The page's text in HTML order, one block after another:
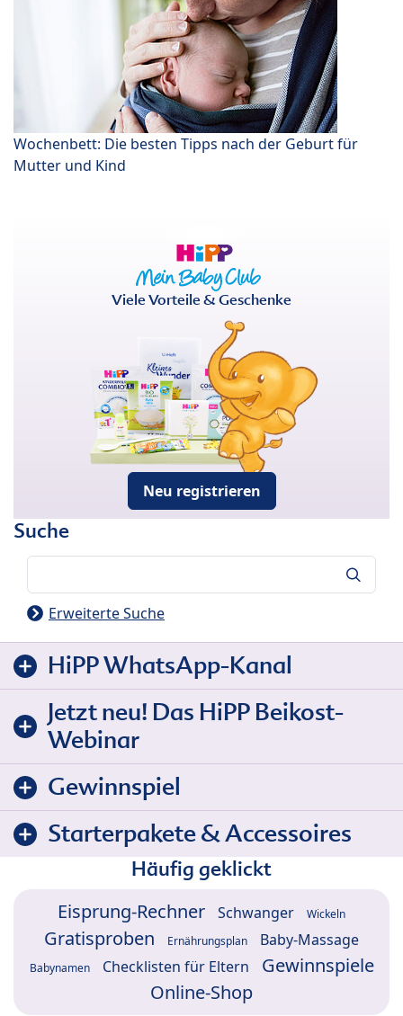
Wochenbett: Die besten Tipps nach der Geburt für
Mutter und Kind
Viele Vorteile & Geschenke
Neu registrieren
Suche
Erweiterte Suche
HiPP WhatsApp-Kanal
Jetzt neu! Das HiPP Beikost-
Webinar
Gewinnspiel
Starterpakete & Accessoires
Häufig geklickt
Eisprung-Rechner Schwanger Wickeln
Gratisproben Ernährungsplan Baby-Massage
Babynamen Checklisten für Eltern
Gewinnspiele
Online-Shop